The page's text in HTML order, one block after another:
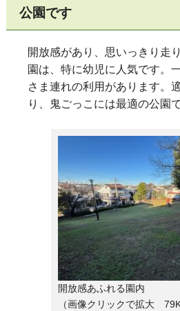
公園です
開放感があり、思いっきり走
園は、特に幼児に人気です。
さま連れの利用があります。
り、鬼ごっこには最適の公園で
開放感あふれる園内
（画像クリックで拡大